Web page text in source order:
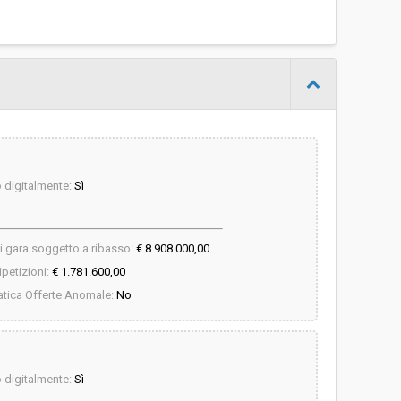
digitalmente: Sì
gara soggetto a ribasso: € 8.908.000,00
€ 1.781.600,00
Offerte Anomale: No
digitalmente: Sì